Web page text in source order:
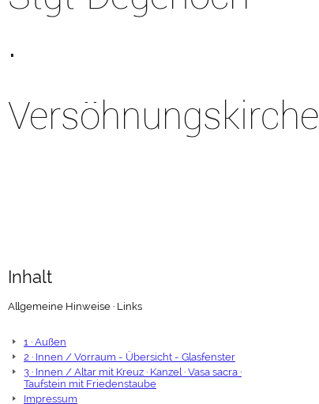
·
Versöhnungskirche
Inhalt
Allgemeine Hinweise · Links
1 · Außen
2 · Innen / Vorraum - Übersicht - Glasfenster
3 · Innen / Altar mit Kreuz · Kanzel · Vasa sacra ·
Taufstein mit Friedenstaube
Impressum